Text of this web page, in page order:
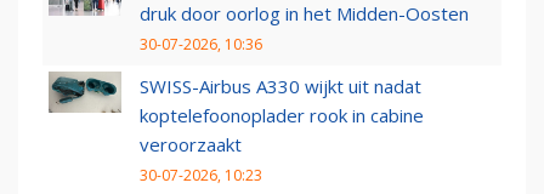
druk door oorlog in het Midden-Oosten
30-07-2026, 10:36
SWISS-Airbus A330 wijkt uit nadat
koptelefoonoplader rook in cabine
veroorzaakt
30-07-2026, 10:23